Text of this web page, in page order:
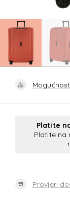
Platite
Platite na
Provjeri